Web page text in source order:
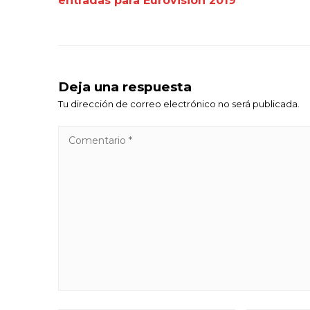
Deja una respuesta
Tu dirección de correo electrónico no será publicada.